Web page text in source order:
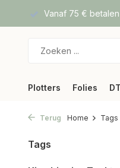
Vanaf 75 €
Plotters Folies
Terug Home Tags
Tags